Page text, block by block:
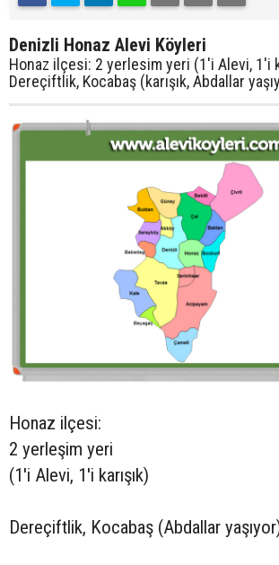
Denizli Honaz Alevi Köyleri
Honaz ilçesi: 2 yerlesim yeri (1'i Alevi, 1'i
Dereçiftlik, Kocabaş (karışık, Abdallar
Honaz ilçesi:
2 yerleşim yeri
(1'i Alevi, 1'i karışık)
Dereçiftlik, Kocabaş (Abdallar